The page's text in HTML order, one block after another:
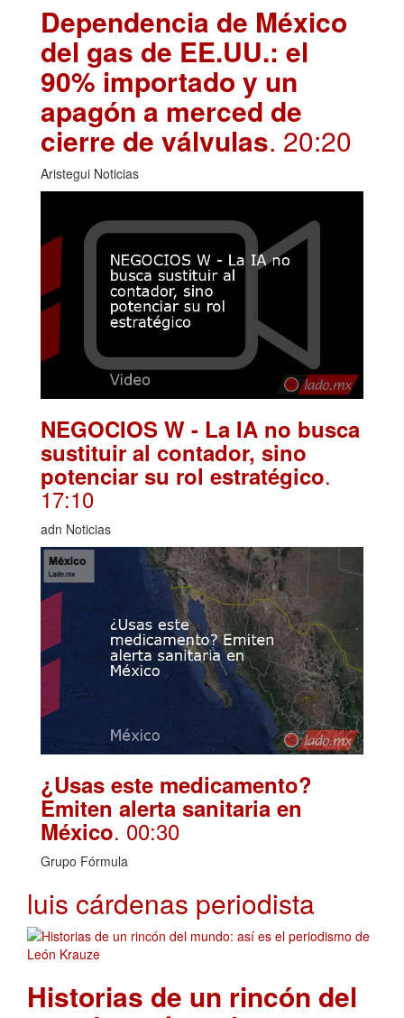
Dependencia de México
del gas de EE.UU.: el
90% importado y un
apagón a merced de
cierre de válvulas. 20:20
Aristegui Noticias
NEGOCIOS W - La IA no busca
sustituir al contador, sino
potenciar su rol estratégico.
17:10
adn Noticias
¿Usas este medicamento?
Emiten alerta sanitaria en
México. 00:30
Grupo Fórmula
luis cárdenas periodista
Historias de un rincón del